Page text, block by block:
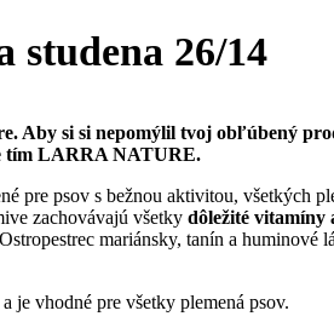
studena 26/14
Aby si si nepomýlil tvoj obľúbený
tím LARRA NATURE.
pre psov s bežnou aktivitou, všetkých
zachovávajú všetky dôležité vitamíny
mariánsky, tanín a
je vhodné pre všetky plemená psov.